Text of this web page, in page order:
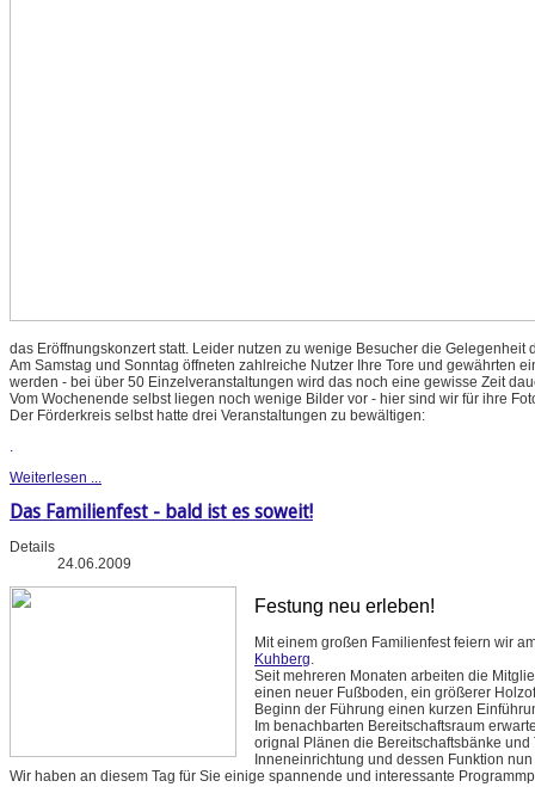
das Eröffnungskonzert statt. Leider nutzen zu wenige Besucher die
Am Samstag und Sonntag öffneten zahlreiche Nutzer Ihre Tore und gewährten
werden - bei über 50 Einzelveranstaltungen wird das noch eine gewisse Zeit
Vom Wochenende selbst liegen noch wenige Bilder vor - hier sind wir für ihre
Der Förderkreis selbst hatte drei Veranstaltungen zu bewältigen:
Weiterlesen ...
Das Familienfest - bald ist es soweit!
Details
24.06.2009
Festung neu erleben!
Mit einem großen Familienfest feiern wir
Kuhberg.
Seit mehreren Monaten arbeiten die
einen neuer Fußboden, ein größerer
Beginn der Führung einen kurzen
Im benachbarten Bereitschaftsraum
orignal Plänen die Bereitschaftsbänke
Inneneinrichtung und dessen Funktion
Wir haben an diesem Tag für Sie einige spannende und interessante